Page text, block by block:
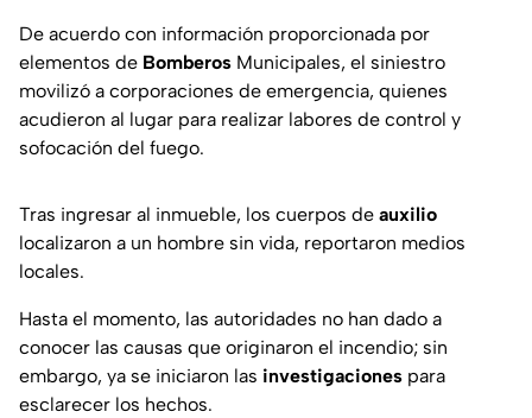
De acuerdo con información proporcionada por
elementos de Bomberos Municipales, el siniestro
movilizó a corporaciones de emergencia, quienes
acudieron al lugar para realizar labores de control y
sofocación del fuego.
Tras ingresar al inmueble, los cuerpos de auxilio
localizaron a un hombre sin vida, reportaron medios
locales.
Hasta el momento, las autoridades no han dado a
conocer las causas que originaron el incendio; sin
embargo, ya se iniciaron las investigaciones para
esclarecer los hechos.